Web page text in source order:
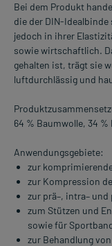
Bei dem Produkt
die der DIN-
jedoch in ihrer
sowie wirtschaftlich.
gehalten ist, trägt sie
luftdurchlässig und
64 % Baumwolle, 34
Anwendungsgebiete:
zur
zur Kompression
zur prä–, intra–
zum Stützen und
sowie für
zur Behandlung